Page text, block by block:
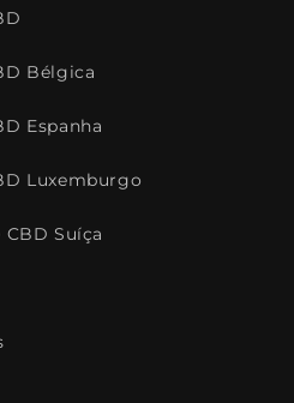
Bélgica
Espanha
Luxemburgo
Suíça